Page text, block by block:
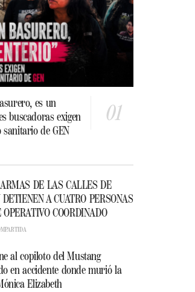
es un
buscadoras exigen
de GEN
DE LAS CALLES DE
A CUATRO PERSONAS
COORDINADO
al copiloto del Mustang
en accidente donde murió la
Elizabeth